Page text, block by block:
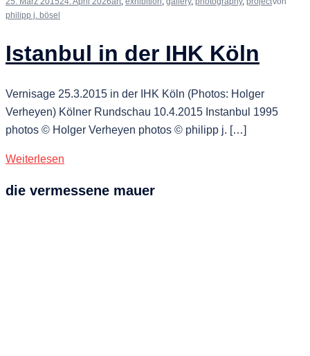
philipp j. bösel
Istanbul in der IHK Köln
Vernisage 25.3.2015 in der IHK Köln (Photos: Holger
Verheyen) Kölner Rundschau 10.4.2015 Instanbul 1995
photos © Holger Verheyen photos © philipp j. […]
Weiterlesen
die vermessene mauer